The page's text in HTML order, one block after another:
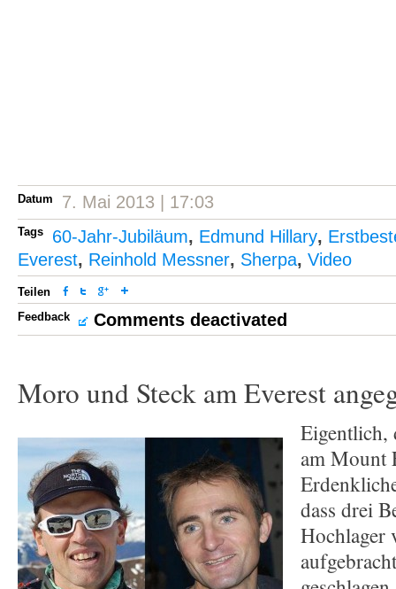
Datum 7. Mai 2013 | 17:03
Tags 60-Jahr-Jubiläum, Edmund Hillary,
Everest, Reinhold Messner, Sherpa, Video
Teilen
Feedback
Comments deactivated
Moro und Steck am Everest
Eigentlich,
am Mount
dass drei
Hochlager